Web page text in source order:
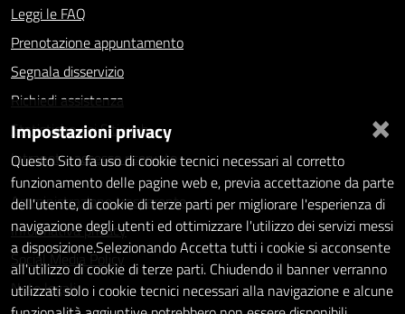
Leggi le FAQ
Prenotazione appuntamento
Segnala disservizio
Richiedi assistenza
Statistiche dei Siti web
Intranet - accesso riservato
Amministrazione trasparente
Informativa privacy
Social Media Policy
Note legali
×
Impostazioni privacy
Questo Sito fa uso di cookie tecnici necessari al corretto
funzionamento delle pagine web e, previa accettazione da parte
dell'utente, di cookie di terze parti per migliorare l'esperienza di
navigazione degli utenti ed ottimizzare l'utilizzo dei servizi messi
a disposizione.Selezionando Accetta tutti i cookie si acconsente
all'utilizzo di cookie di terze parti. Chiudendo il banner verranno
utilizzati solo i cookie tecnici necessari alla navigazione e alcune